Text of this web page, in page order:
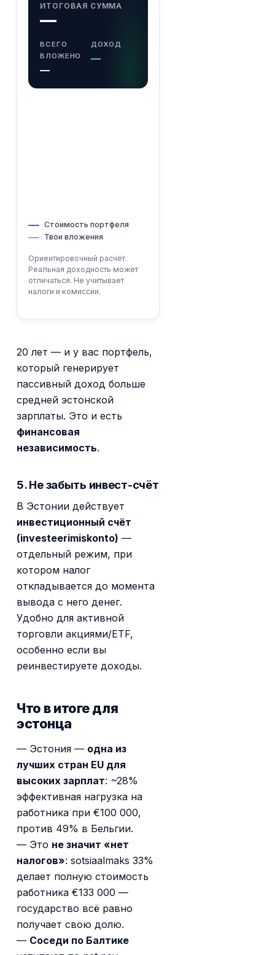
ИТОГОВАЯ СУММА
—
ВСЕГО
ВЛОЖЕНО
—
ДОХОД
—
Стоимость портфеля
Твои вложения
Ориентировочный расчёт.
Реальная доходность может
отличаться. Не учитывает
налоги и комиссии.
20 лет — и у вас портфель,
который генерирует
пассивный доход больше
средней эстонской
зарплаты. Это и есть
финансовая
независимость.
5. Не забыть инвест-счёт
В Эстонии действует
инвестиционный счёт
(investeerimiskonto) —
отдельный режим, при
котором налог
откладывается до момента
вывода с него денег.
Удобно для активной
торговли акциями/ETF,
особенно если вы
реинвестируете доходы.
Что в итоге для
эстонца
— Эстония — одна из
лучших стран EU для
высоких зарплат: ~28%
эффективная нагрузка на
работника при €100 000,
против 49% в Бельгии.
— Это не значит «нет
налогов»: sotsiaalmaks 33%
делает полную стоимость
работника €133 000 —
государство всё равно
получает свою долю.
— Соседи по Балтике